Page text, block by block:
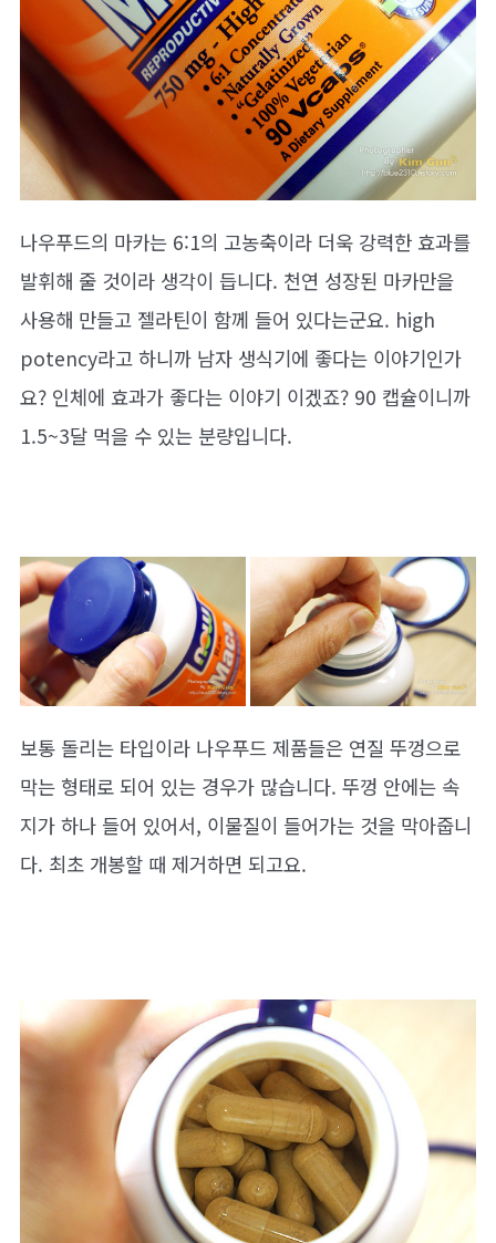
나우푸드의 마카는 6:1의 고농축이라 더욱 강력한 효과를
발휘해 줄 것이라 생각이 듭니다. 천연 성장된 마카만을
사용해 만들고 젤라틴이 함께 들어 있다는군요. high
potency라고 하니까 남자 생식기에 좋다는 이야기인가
요? 인체에 효과가 좋다는 이야기 이겠죠? 90 캡슐이니까
1.5~3달 먹을 수 있는 분량입니다.
보통 돌리는 타입이라 나우푸드 제품들은 연질 뚜껑으로
막는 형태로 되어 있는 경우가 많습니다. 뚜껑 안에는 속
지가 하나 들어 있어서, 이물질이 들어가는 것을 막아줍니
다. 최초 개봉할 때 제거하면 되고요.